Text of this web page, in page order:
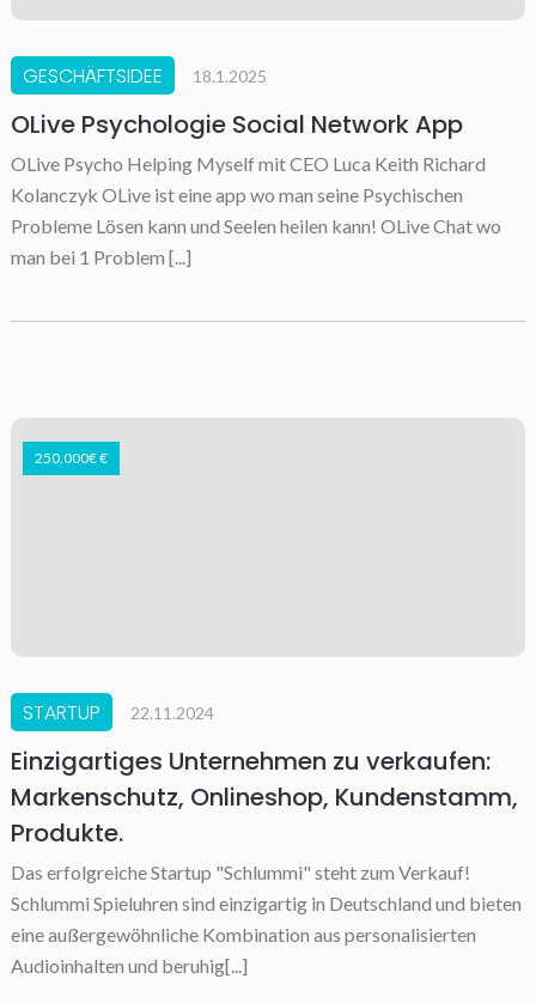
GESCHÄFTSIDEE 18.1.2025
OLive Psychologie Social Network App
OLive Psycho Helping Myself mit CEO Luca Keith Richard
Kolanczyk OLive ist eine app wo man seine Psychischen
Probleme Lösen kann und Seelen heilen kann! OLive Chat wo
man bei 1 Problem [...]
250.000€ €
STARTUP 22.11.2024
Einzigartiges Unternehmen zu verkaufen:
Markenschutz, Onlineshop, Kundenstamm,
Produkte.
Das erfolgreiche Startup "Schlummi" steht zum Verkauf!
Schlummi Spieluhren sind einzigartig in Deutschland und bieten
eine außergewöhnliche Kombination aus personalisierten
Audioinhalten und beruhig[...]